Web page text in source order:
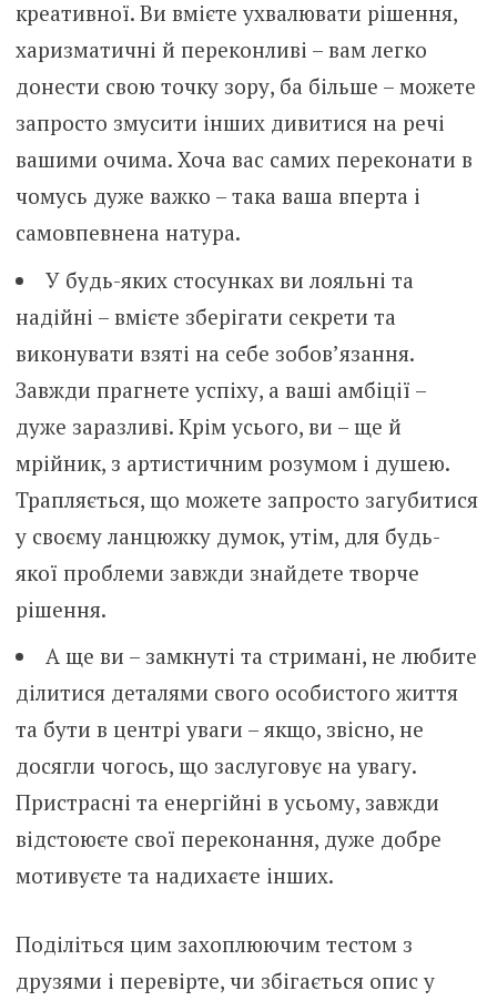
креативної. Ви вмієте ухвалювати рішення,
харизматичні й переконливі – вам легко
донести свою точку зору, ба більше – можете
запросто змусити інших дивитися на речі
вашими очима. Хоча вас самих переконати в
чомусь дуже важко – така ваша вперта і
самовпевнена натура.
У будь-яких стосунках ви лояльні та
надійні – вмієте зберігати секрети та
виконувати взяті на себе зобов’язання.
Завжди прагнете успіху, а ваші амбіції –
дуже заразливі. Крім усього, ви – ще й
мрійник, з артистичним розумом і душею.
Трапляється, що можете запросто загубитися
у своєму ланцюжку думок, утім, для будь-
якої проблеми завжди знайдете творче
рішення.
А ще ви – замкнуті та стримані, не любите
ділитися деталями свого особистого життя
та бути в центрі уваги – якщо, звісно, не
досягли чогось, що заслуговує на увагу.
Пристрасні та енергійні в усьому, завжди
відстоюєте свої переконання, дуже добре
мотивуєте та надихаєте інших.
Поділіться цим захоплюючим тестом з
друзями і перевірте, чи збігається опис у